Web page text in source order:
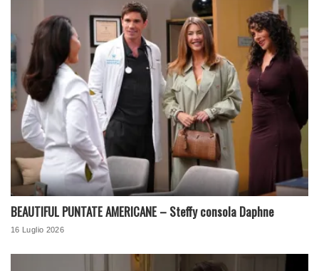
BEAUTIFUL PUNTATE AMERICANE – Steffy consola Daphne
16 Luglio 2026